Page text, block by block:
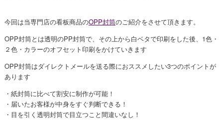
今回は当専門店の看板商品のOPP封筒のご紹介をさせて頂きます。
OPP封筒とは透明のPP封筒で、その上から白ベタで印刷をした後、1色・
２色・カラーのオフセット印刷をかけていきます
OPP封筒はダイレクトメールを送る際におススメしたい3つのポイントが
あります
・紙封筒に比べて割安に制作が可能！
・届いたお客様が中身をすぐ判断できる！
・目を引く透明封筒で目立つこと間違いなし！